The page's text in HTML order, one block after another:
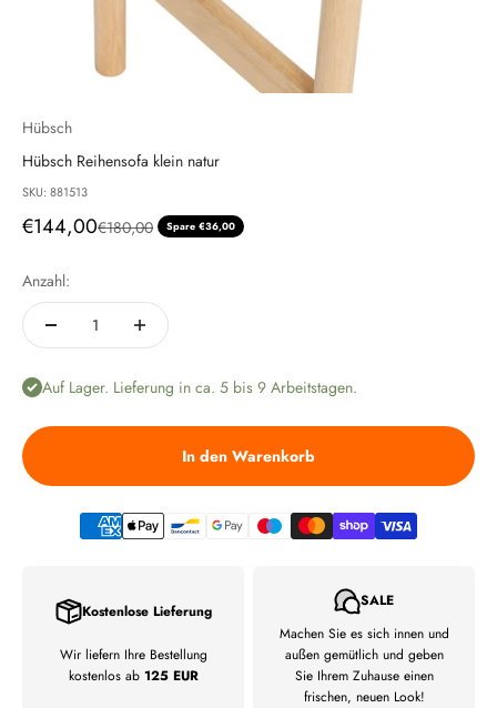
Hübsch
Hübsch Reihensofa klein natur
SKU: 881513
Angebot
€144,00Regulärer Preis
€180,00 Spare €36,00
Anzahl:
Auf Lager. Lieferung in ca. 5 bis 9 Arbeitstagen.
In den Warenkorb
Kostenlose Lieferung
Wir liefern Ihre Bestellung
kostenlos ab 125 EUR
SALE
Machen Sie es sich innen und
außen gemütlich und geben
Sie Ihrem Zuhause einen
frischen, neuen Look!